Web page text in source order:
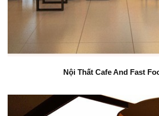
Nội Thất Cafe And Fast